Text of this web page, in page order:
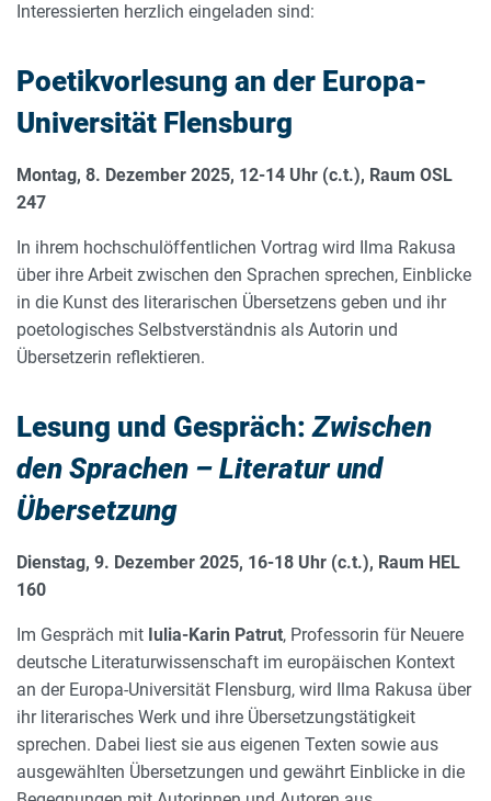
Interessierten herzlich eingeladen sind:
Poetikvorlesung an der Europa-
Universität Flensburg
Montag, 8. Dezember 2025, 12-14 Uhr (c.t.), Raum OSL
247
In ihrem hochschulöffentlichen Vortrag wird Ilma Rakusa
über ihre Arbeit zwischen den Sprachen sprechen, Einblicke
in die Kunst des literarischen Übersetzens geben und ihr
poetologisches Selbstverständnis als Autorin und
Übersetzerin reflektieren.
Lesung und Gespräch:Zwischen
den Sprachen – Literatur und
Übersetzung
Dienstag, 9. Dezember 2025, 16-18 Uhr (c.t.), Raum HEL
160
Im Gespräch mit Iulia-Karin Patrut, Professorin für Neuere
deutsche Literaturwissenschaft im europäischen Kontext
an der Europa-Universität Flensburg, wird Ilma Rakusa über
ihr literarisches Werk und ihre Übersetzungstätigkeit
sprechen. Dabei liest sie aus eigenen Texten sowie aus
ausgewählten Übersetzungen und gewährt Einblicke in die